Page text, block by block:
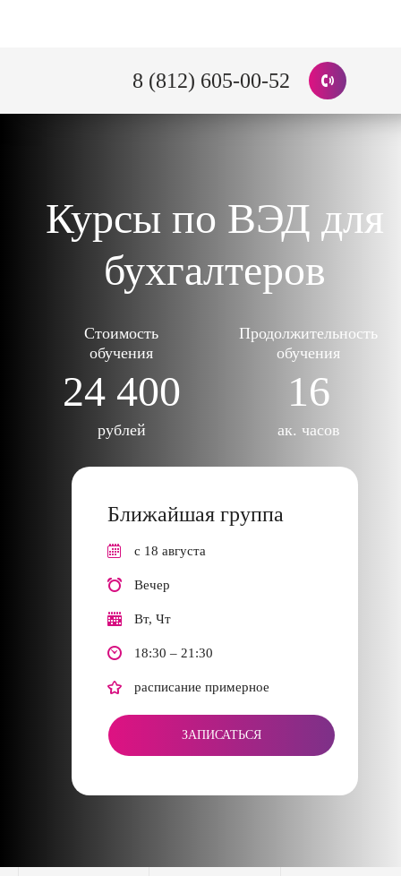
8 (812) 605-00-52
Курсы по ВЭД для
бухгалтеров
Стоимость
обучения
24 400
рублей
Продолжительность
обучения
16
ак. часов
Ближайшая группа
с 18 августа
Вечер
Вт, Чт
18:30 – 21:30
расписание примерное
ЗАПИСАТЬСЯ